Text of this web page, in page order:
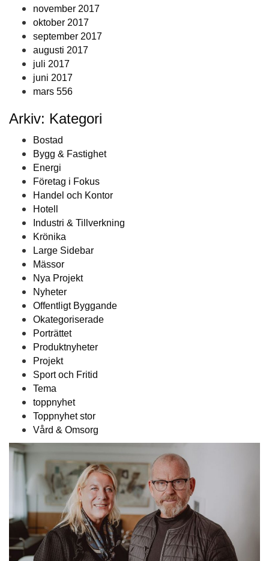
november 2017
oktober 2017
september 2017
augusti 2017
juli 2017
juni 2017
mars 556
Arkiv: Kategori
Bostad
Bygg & Fastighet
Energi
Företag i Fokus
Handel och Kontor
Hotell
Industri & Tillverkning
Krönika
Large Sidebar
Mässor
Nya Projekt
Nyheter
Offentligt Byggande
Okategoriserade
Porträttet
Produktnyheter
Projekt
Sport och Fritid
Tema
toppnyhet
Toppnyhet stor
Vård & Omsorg